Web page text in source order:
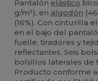
Pantalón elástico
g/m²), en algodón
(16%). Con cinturilla
en el bajo del
fuelle, tiradores y
reflectantes. Seis
bolsillos laterales de
Producto conforme